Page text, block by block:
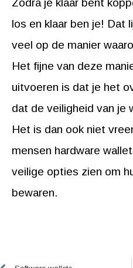
Zodra je klaar bent
los en klaar ben je! Dat
veel op de manier
Het fijne van deze
uitvoeren is dat je het
dat de veiligheid van je
Het is dan ook niet
mensen hardware
veilige opties zien om
bewaren.